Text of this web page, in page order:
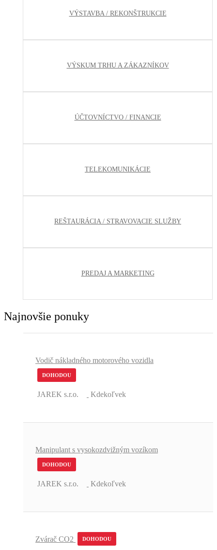
VÝSTAVBA / REKONŠTRUKCIE
VÝSKUM TRHU A ZÁKAZNÍKOV
ÚČTOVNÍCTVO / FINANCIE
TELEKOMUNIKÁCIE
REŠTAURÁCIA / STRAVOVACIE SLUŽBY
PREDAJ A MARKETING
Najnovšie ponuky
Vodič nákladného motorového vozidla
DOHODOU
JAREK s.r.o. Kdekoľvek
Manipulant s vysokozdvižným vozíkom
DOHODOU
JAREK s.r.o. Kdekoľvek
Zvárač CO2 DOHODOU